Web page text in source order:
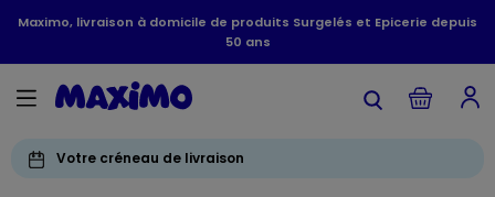
Maximo, livraison à domicile de produits Surgelés et Epicerie depuis
50 ans
Votre créneau de livraison